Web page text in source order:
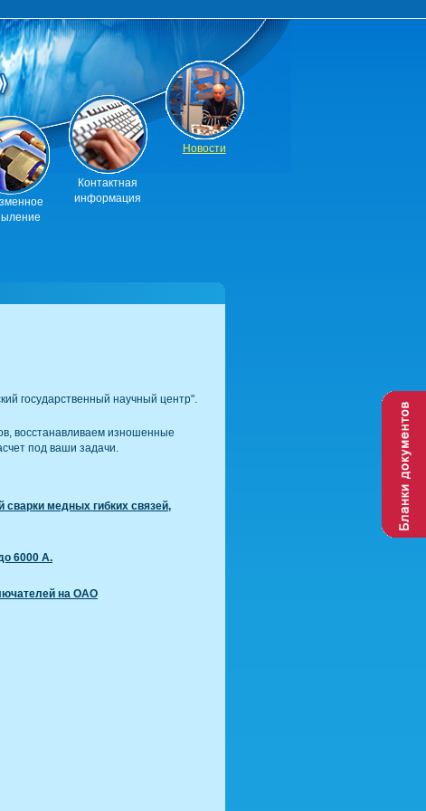
Контактная
информация
Новости
государственный научный центр".
восстанавливаем изношенные
под ваши задачи.
сварки медных гибких связей,
6000 А.
на ОАО